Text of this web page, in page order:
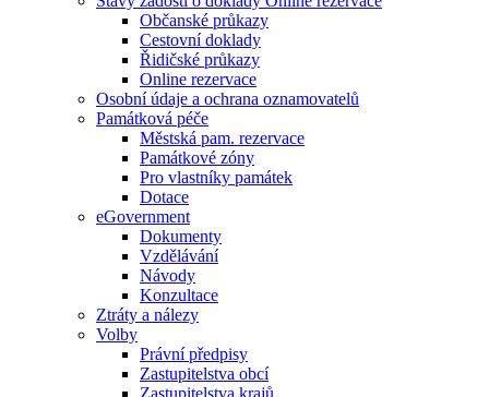
Občanské průkazy
Cestovní doklady
Řidičské průkazy
Online rezervace
Osobní údaje a ochrana oznamovatelů
Památková péče
Městská pam. rezervace
Památkové zóny
Pro vlastníky památek
Dotace
eGovernment
Dokumenty
Vzdělávání
Návody
Konzultace
Ztráty a nálezy
Volby
Právní předpisy
Zastupitelstva obcí
Zastupitelstva krajů